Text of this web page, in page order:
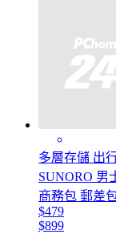
多層存儲 出
SUNORO 男
商務包 郵差
$479
$899